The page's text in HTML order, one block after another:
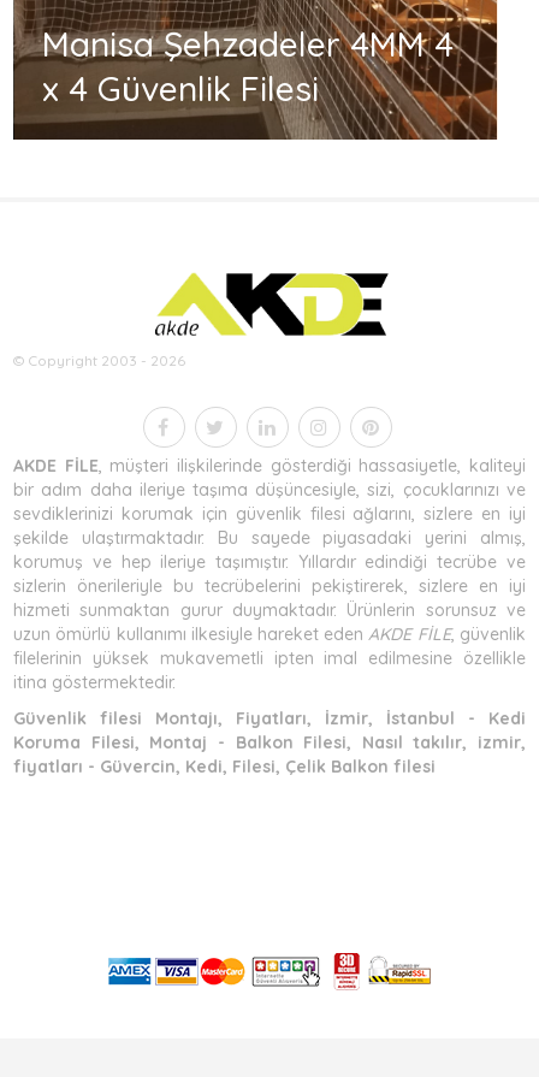
Manisa Şehzadeler 4MM 4
x 4 Güvenlik Filesi
© Copyright 2003 - 2026
AKDE FİLE, müşteri ilişkilerinde gösterdiği hassasiyetle, kaliteyi
bir adım daha ileriye taşıma düşüncesiyle, sizi, çocuklarınızı ve
sevdiklerinizi korumak için güvenlik filesi ağlarını, sizlere en iyi
şekilde ulaştırmaktadır. Bu sayede piyasadaki yerini almış,
korumuş ve hep ileriye taşımıştır. Yıllardır edindiği tecrübe ve
sizlerin önerileriyle bu tecrübelerini pekiştirerek, sizlere en iyi
hizmeti sunmaktan gurur duymaktadır. Ürünlerin sorunsuz ve
uzun ömürlü kullanımı ilkesiyle hareket edenAKDE FİLE, güvenlik
filelerinin yüksek mukavemetli ipten imal edilmesine özellikle
itina göstermektedir.
Güvenlik filesi Montajı, Fiyatları, İzmir, İstanbul - Kedi
Koruma Filesi, Montaj - Balkon Filesi, Nasıl takılır, izmir,
fiyatları - Güvercin, Kedi, Filesi, Çelik Balkon filesi